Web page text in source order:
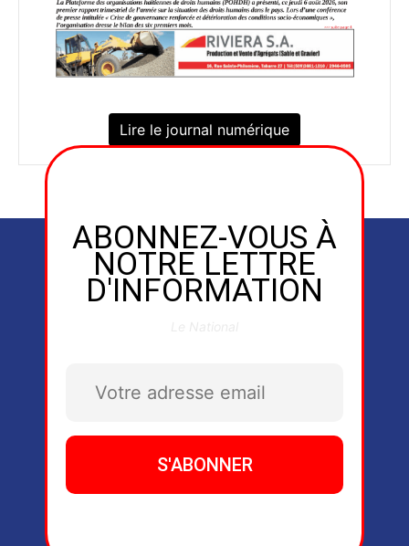
Lire le journal numérique
ABONNEZ-VOUS À
NOTRE LETTRE
D'INFORMATION